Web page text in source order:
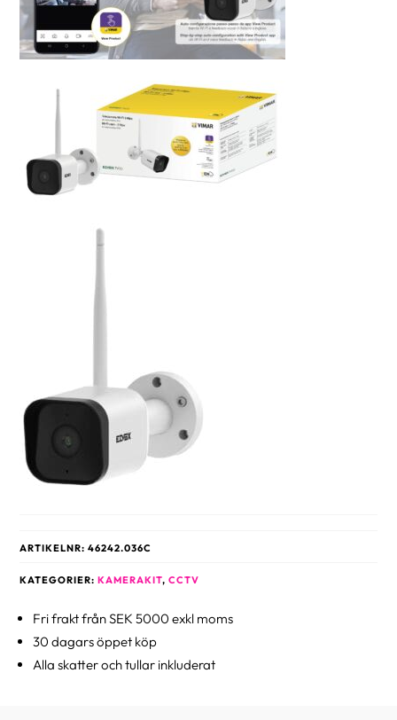
ARTIKELNR:46242.036C
KATEGORIER:KAMERAKIT,CCTV
Fri frakt från SEK 5000 exkl moms
30 dagars öppet köp
Alla skatter och tullar inkluderat